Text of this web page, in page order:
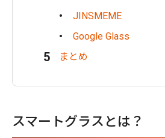
JINSMEME
Google Glass
まとめ
スマートグラスとは？